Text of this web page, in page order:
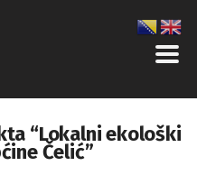
“Lokalni ekološki
Čelić”